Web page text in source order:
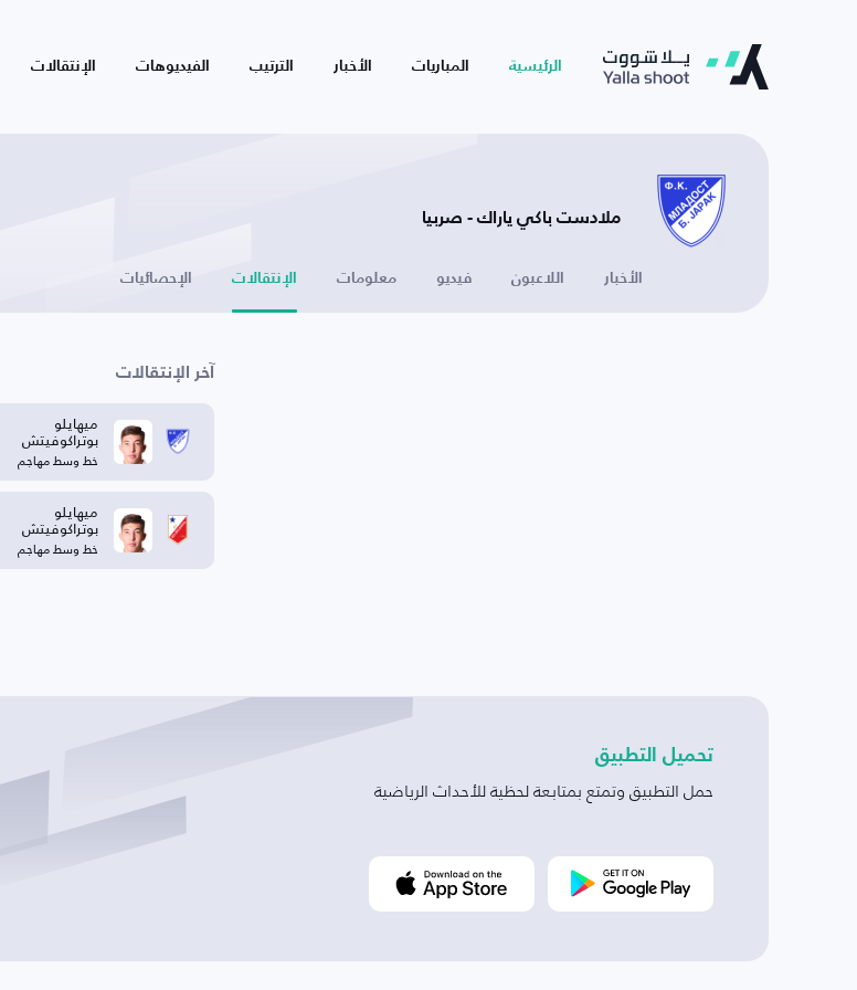
الرئيسية المباريات الأخبار الترتيب الفيديوهات الإنتقالات
ملادست باكي ياراك - صربيا
الأخبار اللاعبون فيديو معلومات الإنتقالات الإحصائيات
آخر الإنتقالات
ميهايلو
بوتراكوفيتش
خط وسط مهاجم
ميهايلو
بوتراكوفيتش
خط وسط مهاجم
تحميل التطبيق
حمل التطبيق وتمتع بمتابعة لحظية للأحداث الرياضية